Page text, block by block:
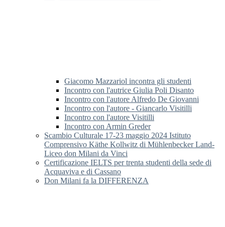
Giacomo Mazzariol incontra gli studenti
Incontro con l'autrice Giulia Poli Disanto
Incontro con l'autore Alfredo De Giovanni
Incontro con l'autore - Giancarlo Visitilli
Incontro con l'autore Visitilli
Incontro con Armin Greder
Scambio Culturale 17-23 maggio 2024 Istituto
Comprensivo Käthe Kollwitz di Mühlenbecker Land-
Liceo don Milani da Vinci
Certificazione IELTS per trenta studenti della sede di
Acquaviva e di Cassano
Don Milani fa la DIFFERENZA